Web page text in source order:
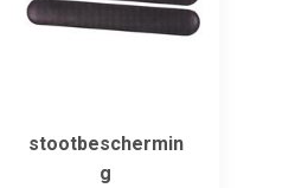
stootbeschermin
g